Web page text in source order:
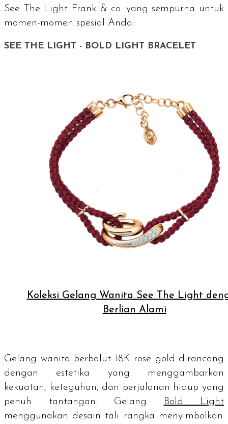
See The Light Frank & co. yang sempurna untuk
momen-momen spesial Anda:
SEE THE LIGHT - BOLD LIGHT BRACELET
Koleksi Gelang Wanita See The Light
Berlian Alami
Gelang wanita berbalut 18K rose gold dirancang
dengan estetika yang menggambarkan
kekuatan, keteguhan, dan perjalanan hidup yang
penuh tantangan.
Gelang
Bold Light
menggunakan desain tali rangka menyimbolkan